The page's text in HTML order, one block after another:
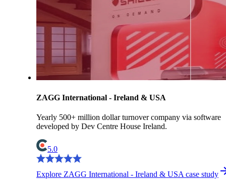
ZAGG International - Ireland & USA
Yearly 500+ million dollar turnover company via software
developed by Dev Centre House Ireland.
5.0
Explore ZAGG International - Ireland & USA case study